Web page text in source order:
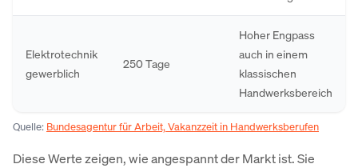
Elektrotechnik
gewerblich
250 Tage
Hoher Engpass
auch in einem
klassischen
Handwerksbereich
Quelle: Bundesagentur für Arbeit, Vakanzzeit in Handwerksberufen
Diese Werte zeigen, wie angespannt der Markt ist. Sie